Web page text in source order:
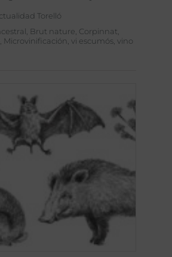
Torelló
Brut nature Corpinnat
Microvinificación vi escumós vino